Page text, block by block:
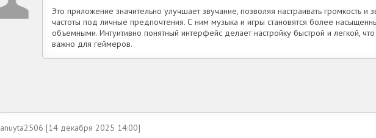
Это приложение значительно улучшает звучание, позволяя настраивать громкость и
частоты под личные предпочтения. С ним музыка и игры становятся более
объемными. Интуитивно понятный интерфейс делает настройку быстрой и легкой,
важно для геймеров.
anuyta2506 [14 декабря 2025 14:00]